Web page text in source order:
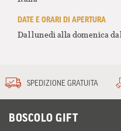
DATE E ORARI DI APERTURA
Dal lunedì alla domenica
SPEDIZIONE GRATUITA
BOSCOLO GIFT